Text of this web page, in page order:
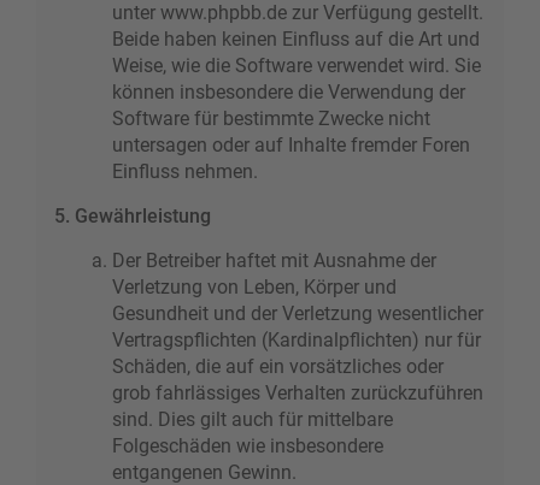
unter www.phpbb.de zur Verfügung gestellt.
Beide haben keinen Einfluss auf die Art und
Weise, wie die Software verwendet wird. Sie
können insbesondere die Verwendung der
Software für bestimmte Zwecke nicht
untersagen oder auf Inhalte fremder Foren
Einfluss nehmen.
5. Gewährleistung
Der Betreiber haftet mit Ausnahme der
Verletzung von Leben, Körper und
Gesundheit und der Verletzung wesentlicher
Vertragspflichten (Kardinalpflichten) nur für
Schäden, die auf ein vorsätzliches oder
grob fahrlässiges Verhalten zurückzuführen
sind. Dies gilt auch für mittelbare
Folgeschäden wie insbesondere
entgangenen Gewinn.